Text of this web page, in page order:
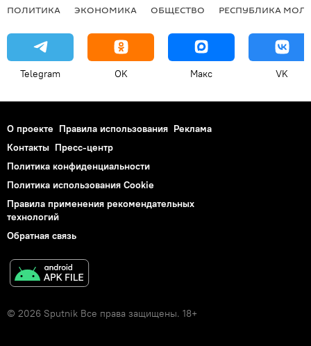
ПОЛИТИКА ЭКОНОМИКА ОБЩЕСТВО РЕСПУБЛИКА
Telegram OK Макс VK
О проекте Правила использования Реклама
Контакты Пресс-центр
Политика конфиденциальности
Политика использования Cookie
Правила применения рекомендательных
технологий
Обратная связь
© 2026 Sputnik Все права защищены. 18+